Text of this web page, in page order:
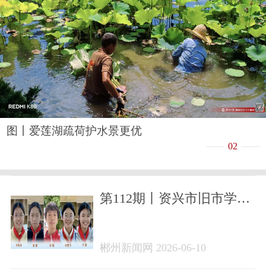
图丨爱莲湖疏荷护水景更优
02
第112期丨资兴市旧市学校
郴州新闻网 2026-06-10